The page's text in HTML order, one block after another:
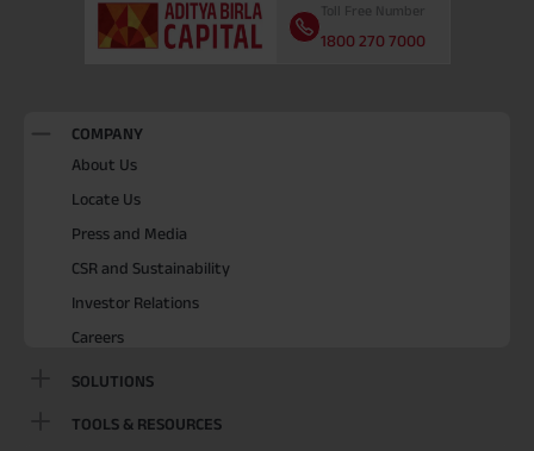
Toll Free Number
1800 270 7000
COMPANY
About Us
Locate Us
Press and Media
CSR and Sustainability
Investor Relations
Careers
SOLUTIONS
TOOLS & RESOURCES